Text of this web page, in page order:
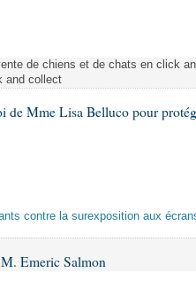
de chiens et de chats en click
and collect
de Mme Lisa Belluco pour
contre la surexposition aux
Emeric Salmon